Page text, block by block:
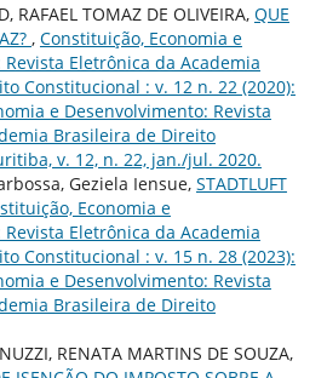
RAFAEL TOMAZ DE OLIVEIRA, QUE
, Constituição, Economia e
Eletrônica da Academia
Constitucional : v. 12 n. 22 (2020):
e Desenvolvimento: Revista
Brasileira de Direito
v. 12, n. 22, jan./jul. 2020.
Geziela Iensue, STADTLUFT
Economia e
Eletrônica da Academia
Constitucional : v. 15 n. 28 (2023):
e Desenvolvimento: Revista
Brasileira de Direito
RENATA MARTINS DE SOUZA,